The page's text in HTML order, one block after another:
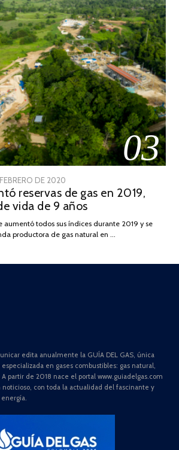
03
DE 2020
DE
JULIO
2025
reservas de gas en 2019,
vida de 9 años
aumentó todos sus índices durante 2019 y se
productora de gas natural en …
edita anualmente la GUÍA DEL GAS, única
en gases combustibles: gas natural,
A partir de 2018 nace el portal www.guiadelgas.com
con toda la actualidad del fascinante y